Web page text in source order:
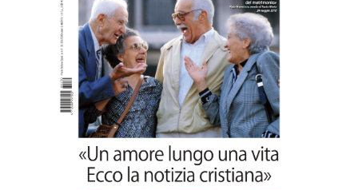
“Pace nel grembo è pace nel mondo”: a
Lecce il 46° Convegno Nazionale del
Movimento per la Vita
31 Luglio 2026 Commenti disabilitati